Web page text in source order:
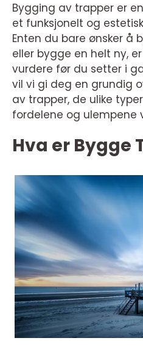
Bygging av trapper er
et funksjonelt og
Enten du bare ønsker å
eller bygge en helt ny,
vurdere før du setter i
vil vi gi deg en grundig
av trapper, de ulike
fordelene og ulempene
Hva er Bygge